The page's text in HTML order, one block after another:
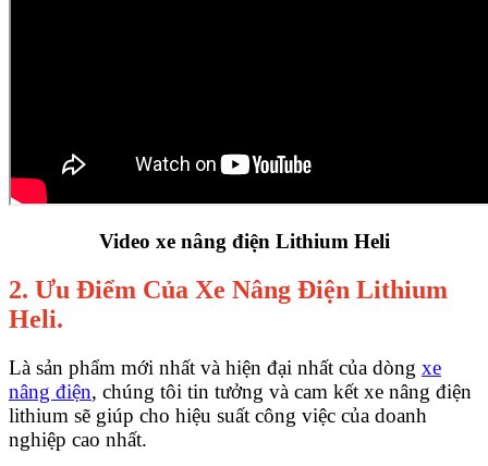
Video xe nâng điện Lithium Heli
2. Ưu Điểm Của Xe Nâng Điện Lithium
Heli.
Là sản phẩm mới nhất và hiện đại nhất của dòng xe
nâng điện, chúng tôi tin tưởng và cam kết xe nâng điện
lithium sẽ giúp cho hiệu suất công việc của doanh
nghiệp cao nhất.